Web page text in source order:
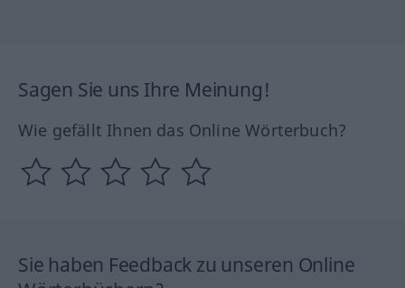
Sagen Sie uns Ihre Meinung!
Wie gefällt Ihnen das Online Wörterbuch?
Sie haben Feedback zu unseren Online